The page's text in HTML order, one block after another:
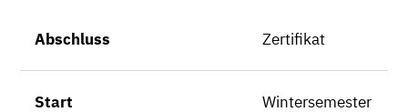
Abschluss Zertifikat
Start Wintersemester